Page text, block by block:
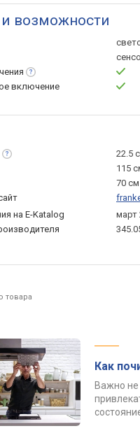
возможности
включение
22.5
115
70 см
на E-Katalog
март
товара
Как
Важно не